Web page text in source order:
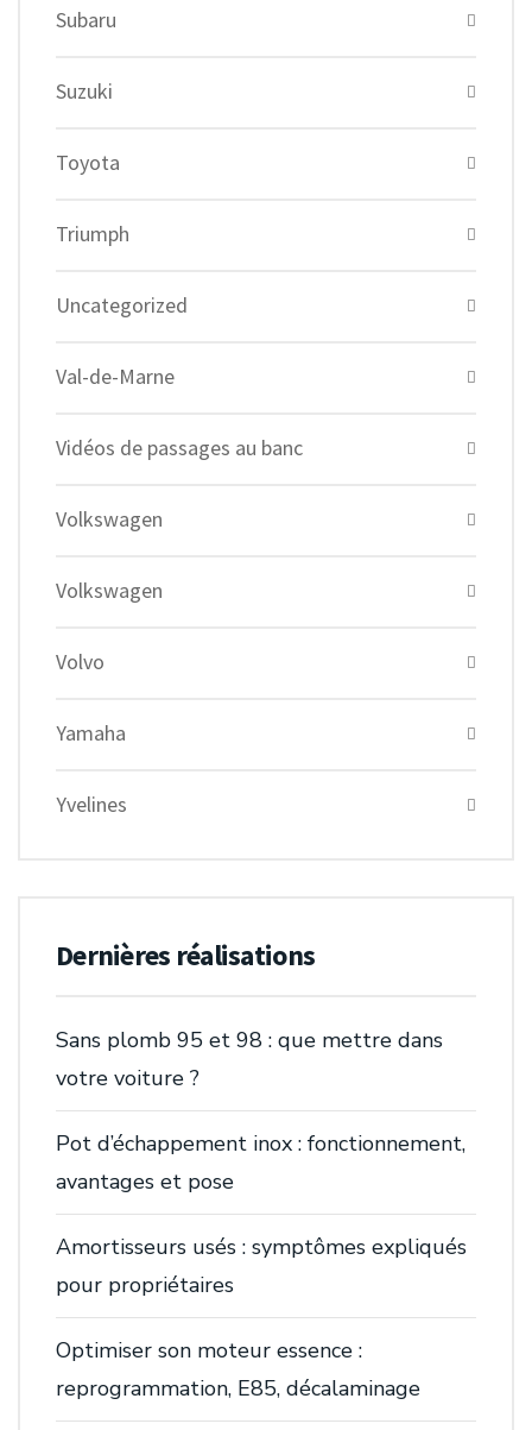
Subaru
Suzuki
Toyota
Triumph
Uncategorized
Val-de-Marne
Vidéos de passages au banc
Volkswagen
Volkswagen
Volvo
Yamaha
Yvelines
Dernières réalisations
Sans plomb 95 et 98 : que mettre dans
votre voiture ?
Pot d’échappement inox : fonctionnement,
avantages et pose
Amortisseurs usés : symptômes expliqués
pour propriétaires
Optimiser son moteur essence :
reprogrammation, E85, décalaminage